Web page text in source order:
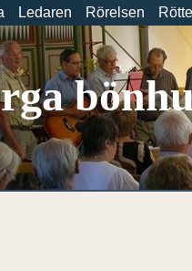
Ledaren Rörelsen